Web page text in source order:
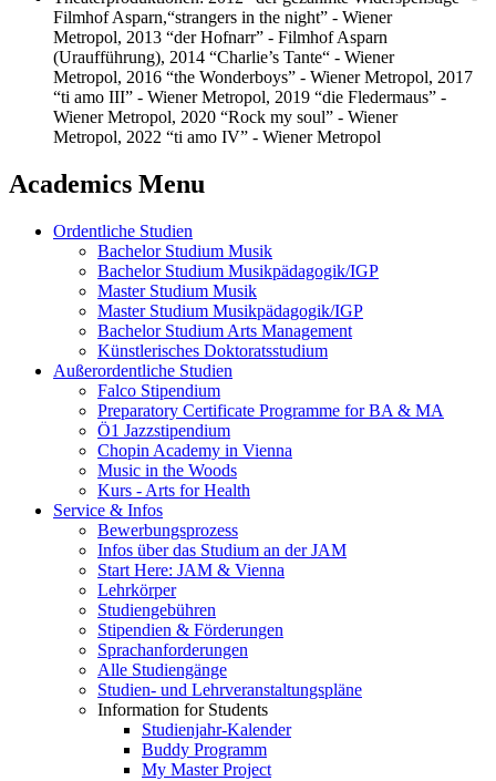
Filmhof Asparn,“strangers in the night” - Wiener
Metropol, 2013 “der Hofnarr” - Filmhof Asparn
(Uraufführung), 2014 “Charlie’s Tante“ - Wiener
Metropol, 2016 “the Wonderboys” - Wiener Metropol, 2017
“ti amo III” - Wiener Metropol, 2019 “die Fledermaus” -
Wiener Metropol, 2020 “Rock my soul” - Wiener
Metropol, 2022 “ti amo IV” - Wiener Metropol
Academics Menu
Ordentliche Studien
Bachelor Studium Musik
Bachelor Studium Musikpädagogik/IGP
Master Studium Musik
Master Studium Musikpädagogik/IGP
Bachelor Studium Arts Management
Künstlerisches Doktoratsstudium
Außerordentliche Studien
Falco Stipendium
Preparatory Certificate Programme for BA & MA
Ö1 Jazzstipendium
Chopin Academy in Vienna
Music in the Woods
Kurs - Arts for Health
Service & Infos
Bewerbungsprozess
Infos über das Studium an der JAM
Start Here: JAM & Vienna
Lehrkörper
Studiengebühren
Stipendien & Förderungen
Sprachanforderungen
Alle Studiengänge
Studien- und Lehrveranstaltungspläne
Information for Students
Studienjahr-Kalender
Buddy Programm
My Master Project